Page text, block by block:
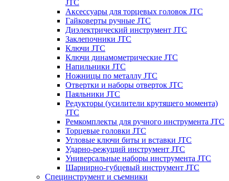
JTC
Аксессуары для торцевых головок JTC
Гайковерты ручные JTC
Диэлектрический инструмент JTC
Заклепочники JTC
Ключи JTC
Ключи динамометрические JTC
Напильники JTC
Ножницы по металлу JTC
Отвертки и наборы отверток JTC
Паяльники JTC
Редукторы (усилители крутящего момента)
JTC
Ремкомплекты для ручного инструмента JTC
Торцевые головки JTC
Угловые ключи биты и вставки JTC
Ударно-режущий инструмент JTC
Универсальные наборы инструмента JTC
Шарнирно-губцевый инструмент JTC
Специнструмент и съемники